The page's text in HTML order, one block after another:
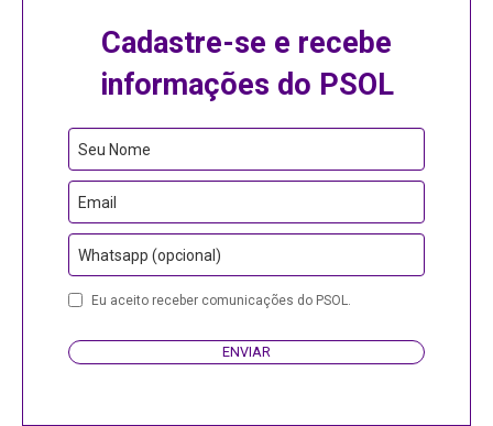
Cadastre-se e recebe
informações do PSOL
Seu Nome
Email
Whatsapp (opcional)
Eu aceito receber comunicações do PSOL.
ENVIAR